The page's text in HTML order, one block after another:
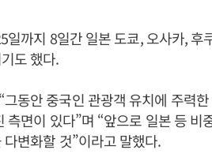
까지 8일간 일본 도쿄, 오사카, 후
도 했다.
동안 중국인 관광객 유치에 주력
면이 있다”며 “앞으로 일본 등 비
변화할 것”이라고 말했다.